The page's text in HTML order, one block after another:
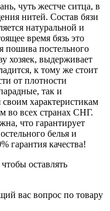
чуть жестче ситца, в
нитей. Состав бязи
натуральной и
время бязь это
пошива постельного
хозяек, выдерживает
к тому же стоит
от плотности
так и
характеристикам
во всех странах СНГ.
что гарантирует
белья и
гарантия качества!
чтобы оставлять
вас вопрос по товару